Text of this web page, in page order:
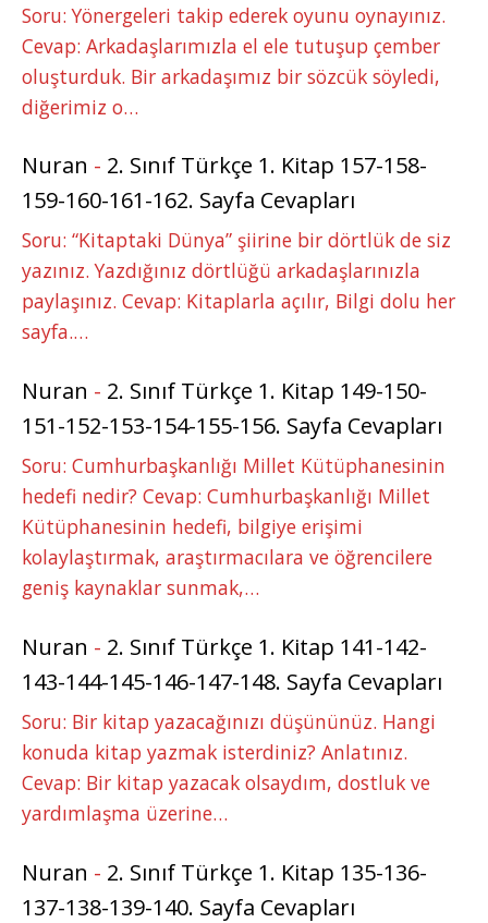
Soru: Yönergeleri takip ederek oyunu oynayınız.
Cevap: Arkadaşlarımızla el ele tutuşup çember
oluşturduk. Bir arkadaşımız bir sözcük söyledi,
diğerimiz o…
Nuran - 2. Sınıf Türkçe 1. Kitap 157-158-
159-160-161-162. Sayfa Cevapları
Soru: “Kitaptaki Dünya” şiirine bir dörtlük de siz
yazınız. Yazdığınız dörtlüğü arkadaşlarınızla
paylaşınız. Cevap: Kitaplarla açılır, Bilgi dolu her
sayfa.…
Nuran - 2. Sınıf Türkçe 1. Kitap 149-150-
151-152-153-154-155-156. Sayfa Cevapları
Soru: Cumhurbaşkanlığı Millet Kütüphanesinin
hedefi nedir? Cevap: Cumhurbaşkanlığı Millet
Kütüphanesinin hedefi, bilgiye erişimi
kolaylaştırmak, araştırmacılara ve öğrencilere
geniş kaynaklar sunmak,…
Nuran - 2. Sınıf Türkçe 1. Kitap 141-142-
143-144-145-146-147-148. Sayfa Cevapları
Soru: Bir kitap yazacağınızı düşününüz. Hangi
konuda kitap yazmak isterdiniz? Anlatınız.
Cevap: Bir kitap yazacak olsaydım, dostluk ve
yardımlaşma üzerine…
Nuran - 2. Sınıf Türkçe 1. Kitap 135-136-
137-138-139-140. Sayfa Cevapları